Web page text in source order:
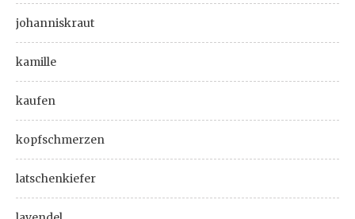
johanniskraut
kamille
kaufen
kopfschmerzen
latschenkiefer